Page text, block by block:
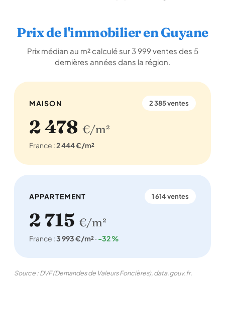
Prix de l'immobilier en Guyane
Prix médian au m² calculé sur 3 999 ventes des 5
dernières années dans la région.
MAISON 2 385 ventes
2 478 €/m²
France :2 444 €/m²
APPARTEMENT 1 614 ventes
2 715 €/m²
France :3 993 €/m²· -32 %
Source : DVF (Demandes de Valeurs Foncières), data.gouv.fr.